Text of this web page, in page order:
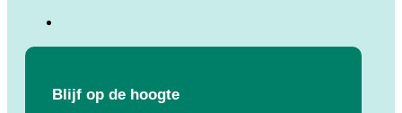
Blijf op de hoogte